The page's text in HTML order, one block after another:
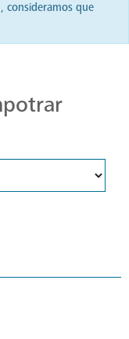
consideramos que